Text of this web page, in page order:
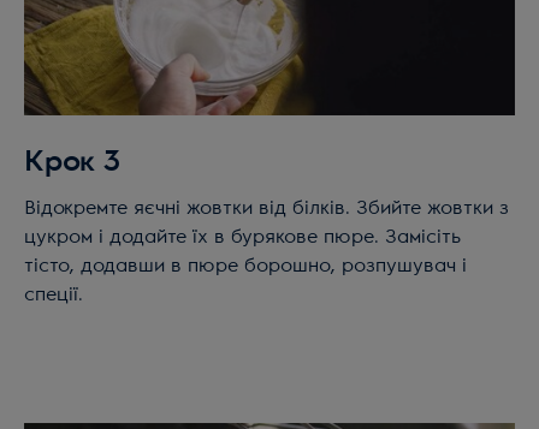
Крок 3
Відокремте яєчні жовтки від білків. Збийте жовтки з
цукром і додайте їх в бурякове пюре. Замісіть
тісто, додавши в пюре борошно, розпушувач і
спеції.